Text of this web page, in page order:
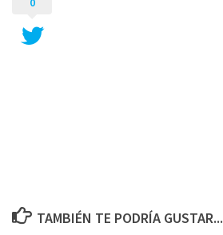
TAMBIÉN TE PODRÍA GUSTAR...